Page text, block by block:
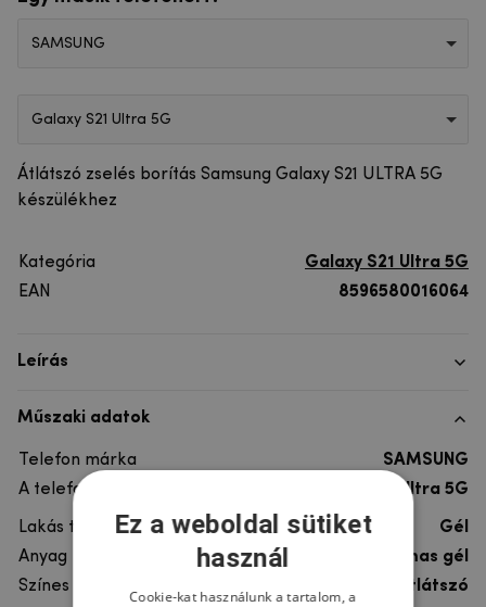
SAMSUNG
Galaxy S21 Ultra 5G
Átlátszó zselés borítás Samsung Galaxy S21 ULTRA 5G
készülékhez
Kategória
Galaxy S21 Ultra 5G
EAN
8596580016064
Leírás
Műszaki adatok
Telefon márka
SAMSUNG
A telefonmodellhez
Galaxy S21 Ultra 5G
Lakás típusa
Gél
Anyag
rugalmas gél
Színes
átlátszó
Ez a weboldal sütiket
használ
Cookie-kat használunk a tartalom, a